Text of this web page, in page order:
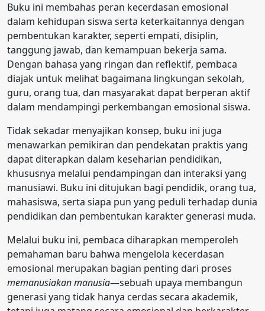
Buku ini membahas peran kecerdasan emosional
dalam kehidupan siswa serta keterkaitannya dengan
pembentukan karakter, seperti empati, disiplin,
tanggung jawab, dan kemampuan bekerja sama.
Dengan bahasa yang ringan dan reflektif, pembaca
diajak untuk melihat bagaimana lingkungan sekolah,
guru, orang tua, dan masyarakat dapat berperan aktif
dalam mendampingi perkembangan emosional siswa.
Tidak sekadar menyajikan konsep, buku ini juga
menawarkan pemikiran dan pendekatan praktis yang
dapat diterapkan dalam keseharian pendidikan,
khususnya melalui pendampingan dan interaksi yang
manusiawi. Buku ini ditujukan bagi pendidik, orang tua,
mahasiswa, serta siapa pun yang peduli terhadap dunia
pendidikan dan pembentukan karakter generasi muda.
Melalui buku ini, pembaca diharapkan memperoleh
pemahaman baru bahwa mengelola kecerdasan
emosional merupakan bagian penting dari proses
memanusiakan manusia—sebuah upaya membangun
generasi yang tidak hanya cerdas secara akademik,